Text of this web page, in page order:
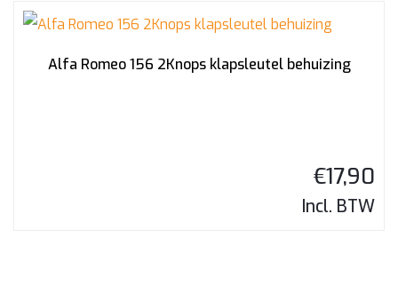
Alfa Romeo 156 2Knops klapsleutel behuizing
€17,90
Incl. BTW